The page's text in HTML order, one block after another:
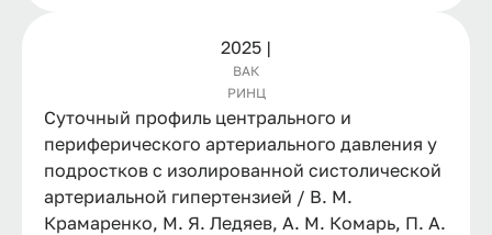
2025 |
ВАК
РИНЦ
Суточный профиль центрального и
периферического артериального давления у
подростков с изолированной систолической
артериальной гипертензией / В. М.
Крамаренко, М. Я. Ледяев, А. М. Комарь, П. А.